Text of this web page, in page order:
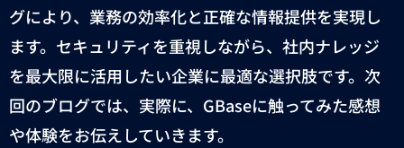
グにより、業務の効率化と正確な情報提供を実現し
ます。セキュリティを重視しながら、社内ナレッジ
を最大限に活用したい企業に最適な選択肢です。次
回のブログでは、実際に、 GBaseに触ってみた感想
や体験をお伝えしていきます。